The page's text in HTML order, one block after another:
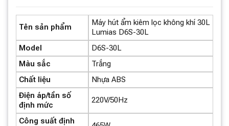
D6S-30L được trang bị màng lọc HEPA H13 giúp lọc
sạch không khí
Lưu ý khi cài đặt và sử dụng chức năng điều chỉnh
độ ẩm
Tên sản phẩm
Máy hút ẩm kiêm lọc không khí 30L
Lumias D6S-30L
Model
D6S-30L
Màu sắc
Trắng
Chất liệu
Nhựa ABS
Điện áp/tần số
định mức
220V/50Hz
Công suất định